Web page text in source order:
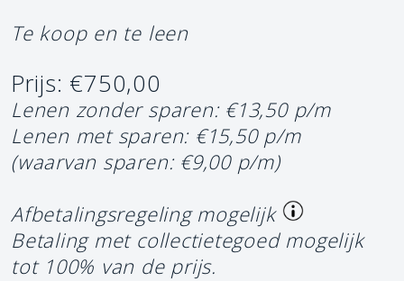
Te koop en te leen
Prijs: €750,00
Lenen zonder sparen: €13,50 p/m
Lenen met sparen: €15,50 p/m
(waarvan sparen: €9,00 p/m)
Afbetalingsregeling mogelijk
Betaling met collectietegoed mogelijk
tot 100% van de prijs.